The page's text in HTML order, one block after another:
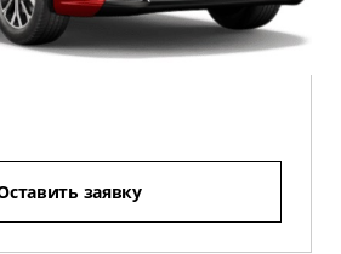
заявку